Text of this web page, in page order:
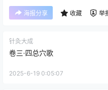
海报分享 收藏 举
针灸大成
卷三·四总穴歌
2025-6-19 0:05:07